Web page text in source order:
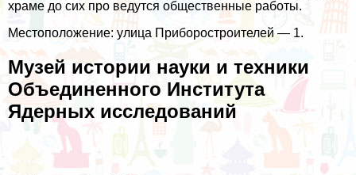
храме до сих про ведутся общественные работы.
Местоположение: улица Приборостроителей — 1.
Музей истории науки и техники
Объединенного Института
Ядерных исследований